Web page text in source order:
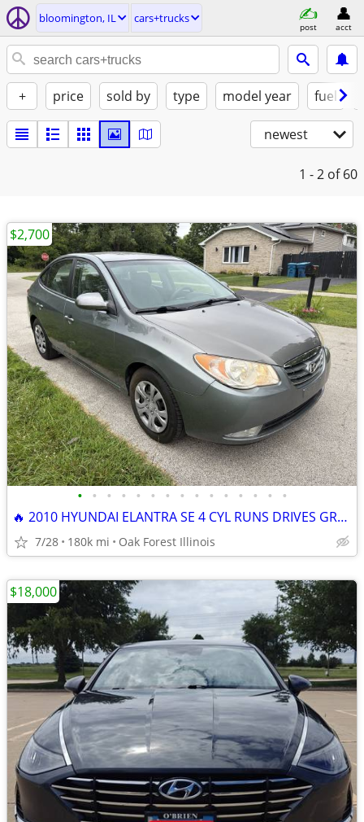
bloomington, IL cars+trucks
post acct
+ price sold by type model year fuel
newest
1 - 2 of 60
• • • • • • • • • • • • • • •
🔥 2010 HYUNDAI ELANTRA SE 4 CYL RUNS DRIVES GREAT NICE CAR 🔥
7/28 180k mi Oak Forest Illinois
$2,700
$18,000